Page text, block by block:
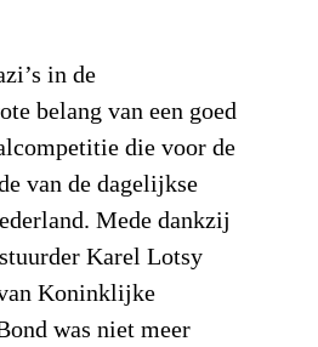
in de
belang van een goed
die voor de
van de dagelijkse
Mede dankzij
Karel Lotsy
Koninklijke
was niet meer